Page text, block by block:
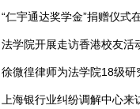
“仁宇通达奖学金”捐赠仪式
法学院开展走访香港校友活
徐微徨律师为法学院18级研
上海银行业纠纷调解中心